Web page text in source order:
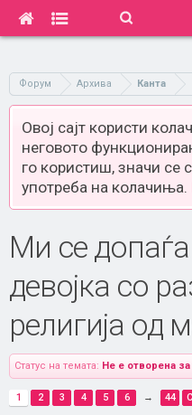
Форум Архива Канта
Овој сајт користи
неговото
го користиш, значи се
употреба на колачиња.
Ми се
девојка со
религија од
Статус на темата: Не е отворена
1 2 3 4 5 6 → 44